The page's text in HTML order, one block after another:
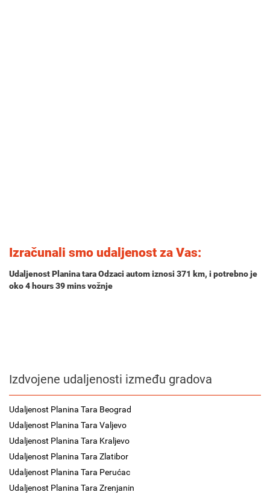
Izračunali smo udaljenost za Vas:
Udaljenost Planina tara Odzaci autom iznosi 371 km, i potrebno je
oko4 hours 39 minsvožnje
Izdvojene udaljenosti između gradova
Udaljenost Planina Tara Beograd
Udaljenost Planina Tara Valjevo
Udaljenost Planina Tara Kraljevo
Udaljenost Planina Tara Zlatibor
Udaljenost Planina Tara Perućac
Udaljenost Planina Tara Zrenjanin